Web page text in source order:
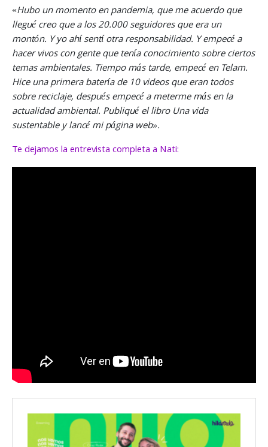
«Hubo un momento en pandemia, que me acuerdo que
llegué creo que a los 20.000 seguidores que era un
montón. Y yo ahí sentí otra responsabilidad. Y empecé a
hacer vivos con gente que tenía conocimiento sobre ciertos
temas ambientales. Tiempo más tarde, empecé en Telam.
Hice una primera batería de 10 videos que eran todos
sobre reciclaje, después empecé a meterme más en la
actualidad ambiental. Publiqué el libro Una vida
sustentable y lancé mi página web».
Te dejamos la entrevista completa a Nati: